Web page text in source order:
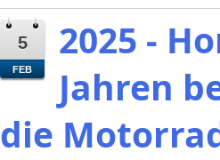
5
FEB
2025 -
Jahren
die